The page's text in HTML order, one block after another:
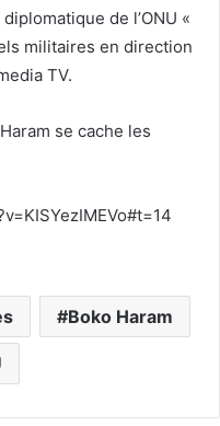
de l’ONU «
militaires en direction
TV.
se cache les
Boko Haram